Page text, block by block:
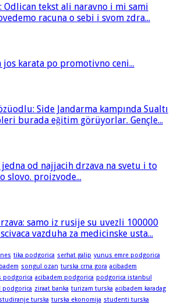
Odlican tekst ali naravno i mi sami
racuna o sebi i svom zdra...
jos karata po promotivno ceni...
Side Jandarma kampında Sualtı
burada eğitim görüyorlar. Gençle...
jedna od najjacih drzava na svetu i to
slovo. proizvode...
samo iz rusije su uvezli 100000
vazduha za medicinske usta...
tika podgorica serhat galip yunus emre podgorica
songul ozan turska crna gora acibadem
podgorica acibadem podgorica podgorica istanbul
podgorica ziraat banka turizam turska acibadem karadag
studiranje turska turska ekonomija studenti turska